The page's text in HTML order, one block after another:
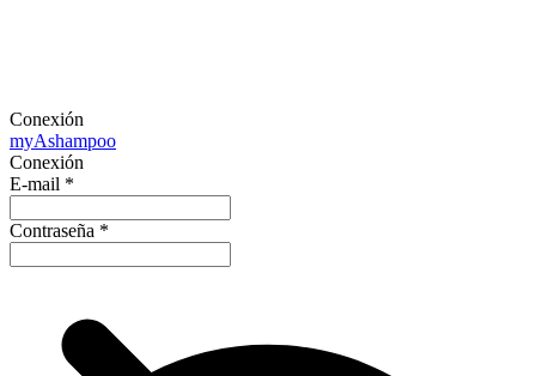
Conexión
myAshampoo
Conexión
E-mail *
Contraseña *